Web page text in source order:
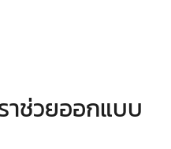
าช่วยออกแบบ